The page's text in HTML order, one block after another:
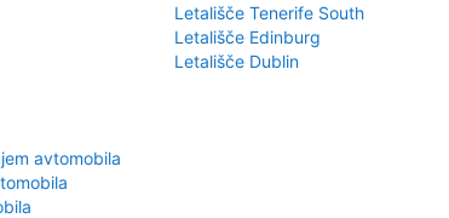
Letališče Tenerife South
Letališče Edinburg
Letališče Dublin
avtomobila